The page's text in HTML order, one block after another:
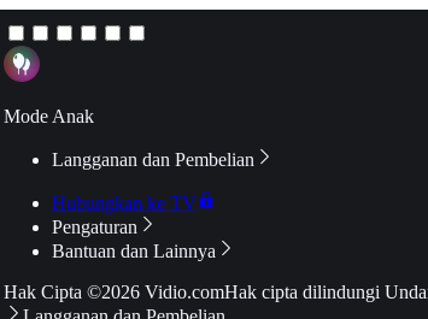
Mode Anak
Langganan dan Pembelian
Hubungkan ke TV
Pengaturan
Bantuan dan Lainnya
Hak Cipta ©2026 Vidio.comHak cipta dilindungi